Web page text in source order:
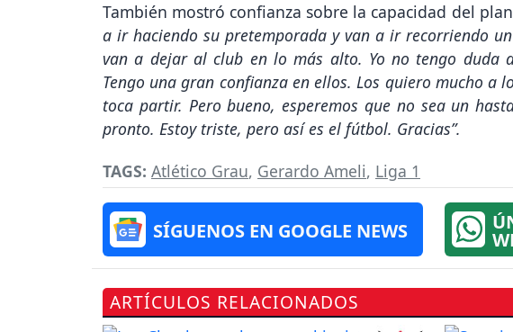
También mostró confianza sobre la capacidad del
a ir haciendo su pretemporada y van a ir recorriendo
van a dejar al club en lo más alto. Yo no tengo duda
Tengo una gran confianza en ellos. Los quiero mucho a
toca partir. Pero bueno, esperemos que no sea un
pronto. Estoy triste, pero así es el fútbol. Gracias”.
TAGS: Atlético Grau, Gerardo Ameli, Liga 1
SÍGUENOS EN GOOGLE NEWS
ARTÍCULOS RELACIONADOS